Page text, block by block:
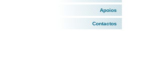
Apoios
Contactos